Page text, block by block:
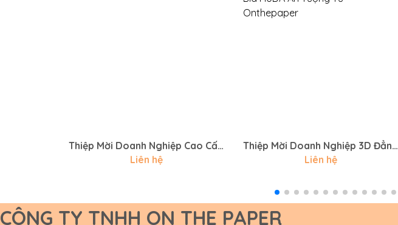
Thiệp Mời Doanh Nghiệp Cao Cấp
CT Group
Liên hệ
Thiệp Mời Doanh Nghiệp 3D Đẳng
Cấp – Mẫu Thiệp Mời Sự Kiện Bia
Liên hệ
CÔNG TY TNHH ON THE PAPER